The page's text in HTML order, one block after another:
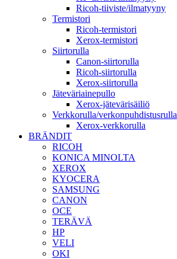
Ricoh-tiiviste/ilmatyyny
Termistori
Ricoh-termistori
Xerox-termistori
Siirtorulla
Canon-siirtorulla
Ricoh-siirtorulla
Xerox-siirtorulla
Jäteväriainepullo
Xerox-jätevärisäiliö
Verkkorulla/verkonpuhdistusrulla
Xerox-verkkorulla
BRÄNDIT
RICOH
KONICA MINOLTA
XEROX
KYOCERA
SAMSUNG
CANON
OCE
TERÄVÄ
HP
VELI
OKI